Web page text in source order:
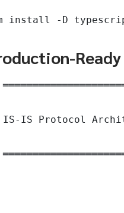
install -D
IS Protocol